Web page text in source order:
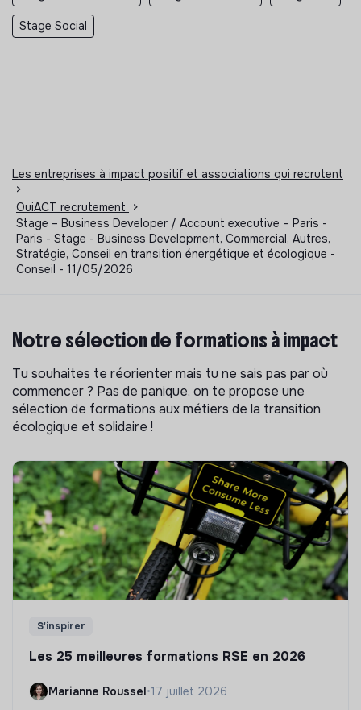
Stage Social
Les entreprises à impact positif et associations qui recrutent
>
OuiACT recrutement
>
Stage – Business Developer / Account executive – Paris -
Paris - Stage - Business Development, Commercial, Autres,
Stratégie, Conseil en transition énergétique et écologique -
Conseil - 11/05/2026
Notre sélection de formations à impact
Tu souhaites te réorienter mais tu ne sais pas par où
commencer ? Pas de panique, on te propose une
sélection de formations aux métiers de la transition
écologique et solidaire !
S'inspirer
Les 25 meilleures formations RSE en 2026
Marianne Roussel•17 juillet 2026